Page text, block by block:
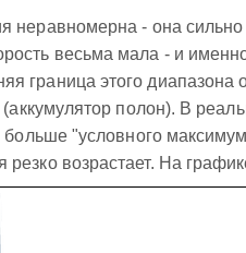
неравномерна - она
весьма мала - и
граница этого диапазона
(аккумулятор полон). В
больше "условного
резко возрастает. На